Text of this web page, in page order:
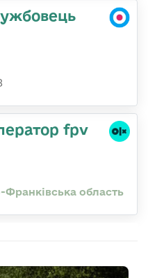
fpv
Франківська область